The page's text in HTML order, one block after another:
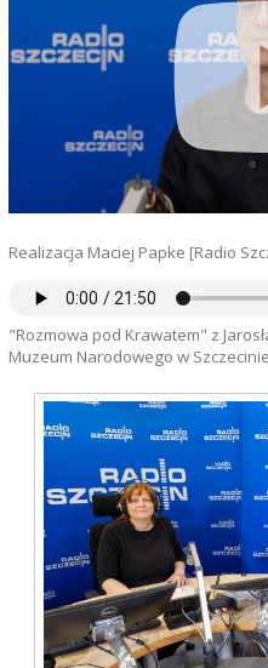
Realizacja Maciej Papke [Radio
"Rozmowa pod Krawatem" z
Muzeum Narodowego w Szczecinie